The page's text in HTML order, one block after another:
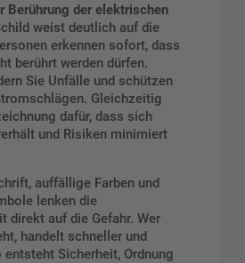
Berührung der elektrischen
weist deutlich auf die
erkennen sofort, dass
berührt werden dürfen.
Sie Unfälle und schützen
Gleichzeitig
dafür, dass sich
und Risiken minimiert
auffällige Farben und
lenken die
direkt auf die Gefahr. Wer
handelt schneller und
Sicherheit, Ordnung